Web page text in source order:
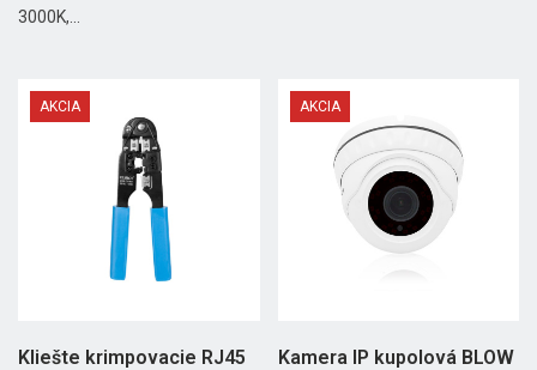
3000K,...
AKCIA
Kliešte krimpovacie RJ45
AKCIA
Kamera IP kupolová BLOW